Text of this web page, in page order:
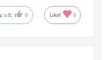
った 0 Like! 0